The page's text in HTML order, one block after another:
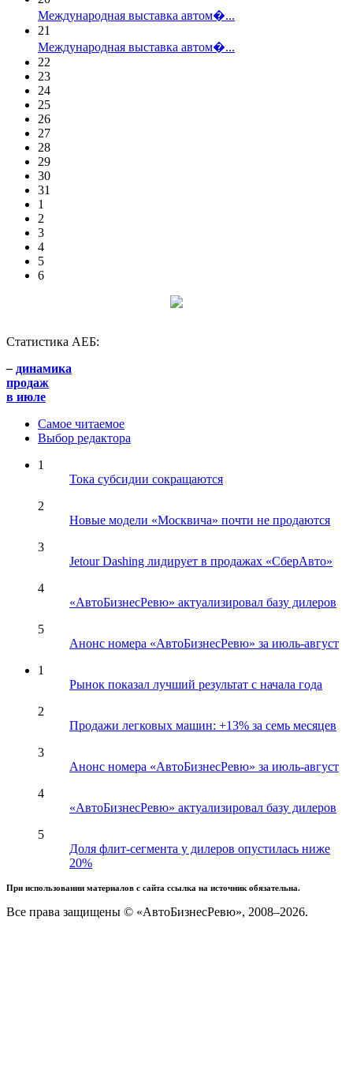
Международная выставка автом�...
21
Международная выставка автом�...
22
23
24
25
26
27
28
29
30
31
1
2
3
4
5
6
Статистика АЕБ:
– динамика
продаж
в июле
Самое читаемое
Выбор редактора
1
Тока субсидии сокращаются
2
Новые модели «Москвича» почти не продаются
3
Jetour Dashing лидирует в продажах «СберАвто»
4
«АвтоБизнесРевю» актуализировал базу дилеров
5
Анонс номера «АвтоБизнесРевю» за июль-август
1
Рынок показал лучший результат с начала года
2
Продажи легковых машин: +13% за семь месяцев
3
Анонс номера «АвтоБизнесРевю» за июль-август
4
«АвтоБизнесРевю» актуализировал базу дилеров
5
Доля флит-сегмента у дилеров опустилась ниже
20%
При использовании материалов с сайта ссылка на источник обязательна.
Все права защищены © «АвтоБизнесРевю», 2008–2026.